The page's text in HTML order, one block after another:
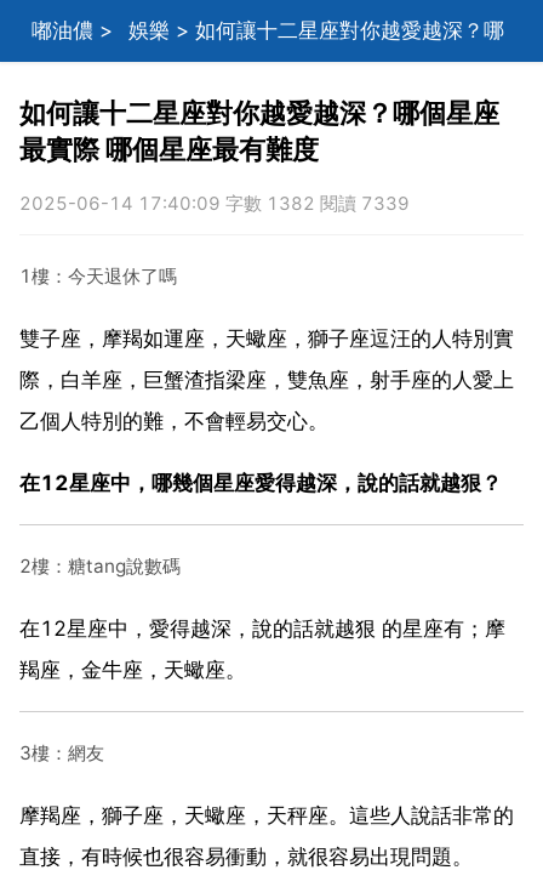
嘟油儂 > 娛樂 > 如何讓十二星座對你越愛越深？哪
個星座最實際 哪個星座最有難度
如何讓十二星座對你越愛越深？哪個星座
最實際 哪個星座最有難度
2025-06-14 17:40:09 字數 1382 閱讀 7339
1樓：今天退休了嗎
雙子座，摩羯如運座，天蠍座，獅子座逗汪的人特別實
際，白羊座，巨蟹渣指梁座，雙魚座，射手座的人愛上
乙個人特別的難，不會輕易交心。
在12星座中，哪幾個星座愛得越深，說的話就越狠？
2樓：糖tang說數碼
在12星座中，愛得越深，說的話就越狠 的星座有；摩
羯座，金牛座，天蠍座。
3樓：網友
摩羯座，獅子座，天蠍座，天秤座。這些人說話非常的
直接，有時候也很容易衝動，就很容易出現問題。